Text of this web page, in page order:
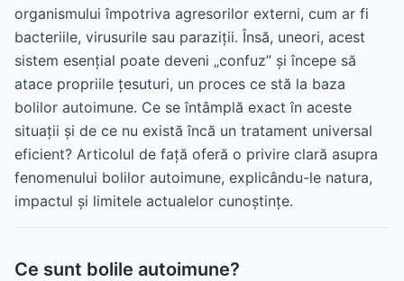
organismului împotriva agresorilor externi, cum ar fi
bacteriile, virusurile sau paraziții. Însă, uneori, acest
sistem esențial poate deveni „confuz” și începe să
atace propriile țesuturi, un proces ce stă la baza
bolilor autoimune. Ce se întâmplă exact în aceste
situații și de ce nu există încă un tratament universal
eficient? Articolul de față oferă o privire clară asupra
fenomenului bolilor autoimune, explicându-le natura,
impactul și limitele actualelor cunoștințe.
Ce sunt bolile autoimune?